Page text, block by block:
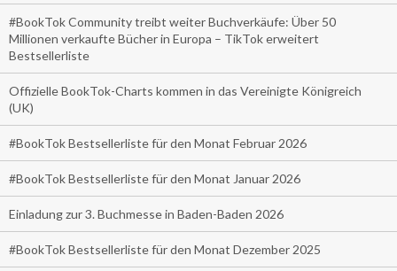
#BookTok Community treibt weiter Buchverkäufe: Über 50
Millionen verkaufte Bücher in Europa – TikTok erweitert
Bestsellerliste
Offizielle BookTok-Charts kommen in das Vereinigte Königreich
(UK)
#BookTok Bestsellerliste für den Monat Februar 2026
#BookTok Bestsellerliste für den Monat Januar 2026
Einladung zur 3. Buchmesse in Baden-Baden 2026
#BookTok Bestsellerliste für den Monat Dezember 2025